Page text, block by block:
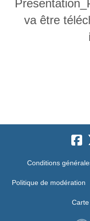
va être
Conditions
Politique de modération